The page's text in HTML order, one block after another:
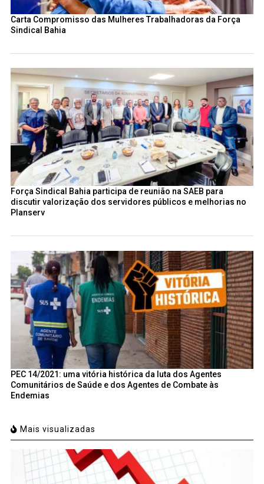
Carta Compromisso das Mulheres Trabalhadoras da Força
Sindical Bahia
Força Sindical Bahia participa de reunião na SAEB para
discutir valorização dos servidores públicos e melhorias no
Planserv
PEC 14/2021: uma vitória histórica da luta dos Agentes
Comunitários de Saúde e dos Agentes de Combate às
Endemias
Mais visualizadas